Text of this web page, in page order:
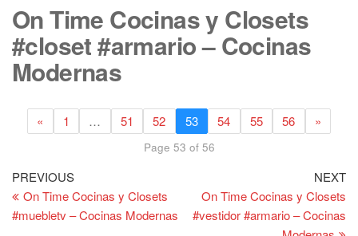
On Time Cocinas y Closets
#closet #armario – Cocinas
Modernas
« 1 … 51 52 53 54 55 56 »
Page 53 of 56
Post
navigation
Previous
Post
PREVIOUS
On Time Cocinas y Closets
#muebletv – Cocinas Modernas
NEXT
On Time Cocinas y Closets
#vestidor #armario – Cocinas